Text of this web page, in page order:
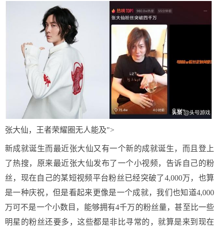
张大仙，王者荣耀圈无人能及">
新成就诞生而最近张大仙又有一个新的成就诞生，而且登上
了热搜，原来最近张大仙发布了一个小视频，告诉自己的粉
丝，现在自己的某短视频平台粉丝已经突破了4,000万，也算
是一种庆祝，但是看起来更像是一个成就，我们也知道4,000
万可不是一个小数目，能够拥有4千万的粉丝量，甚至比一些
明星的粉丝还要多，这些都是非比寻常的，就算是来到现在